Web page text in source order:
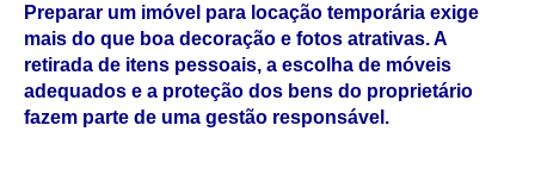
Preparar um imóvel para locação temporária exige
mais do que boa decoração e fotos atrativas. A
retirada de itens pessoais, a escolha de móveis
adequados e a proteção dos bens do proprietário
fazem parte de uma gestão responsável.